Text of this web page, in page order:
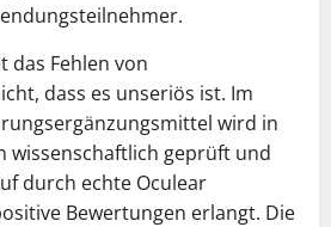
das Fehlen von
dass es unseriös ist. Im
wird in
wissenschaftlich geprüft und
durch echte Oculear
Bewertungen erlangt. Die